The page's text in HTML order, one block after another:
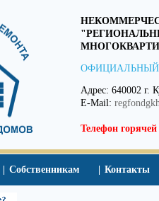
ОФИЦИАЛЬНЫЙ
Адрес: 640002 г.
E-Mail:
Телефон
Собственникам Контакты